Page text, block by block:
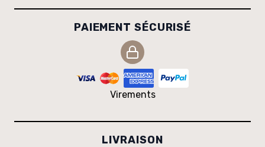
PAIEMENT SÉCURISÉ
Virements
LIVRAISON